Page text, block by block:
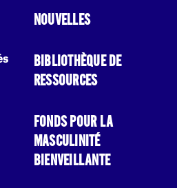
NOUVELLES
BIBLIOTHÈQUE DE
RESSOURCES
FONDS POUR LA
MASCULINITÉ
BIENVEILLANTE